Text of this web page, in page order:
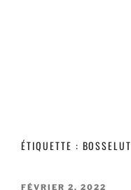
ÉTIQUETTE : BOSSELUT
FÉVRIER 2, 2022